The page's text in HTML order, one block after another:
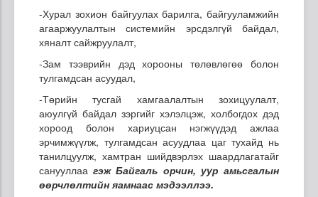
-Хурал зохион байгуулах барилга, байгууламжийн
агааржуулалтын системийн эрсдэлгүй байдал,
хяналт сайжруулалт,
-Зам тээврийн дэд хорооны төлөвлөгөө болон
тулгамдсан асуудал,
-Төрийн тусгай хамгаалалтын зохицуулалт,
аюулгүй байдал зэргийг хэлэлцэж, холбогдох дэд
хороод болон хариуцсан нэгжүүдэд ажлаа
эрчимжүүлж, тулгамдсан асуудлаа цаг тухайд нь
танилцуулж, хамтран шийдвэрлэх шаардлагатайг
санууллаагэж Байгаль орчин, уур амьсгалын
өөрчлөлтийн яамнаас мэдээллээ.